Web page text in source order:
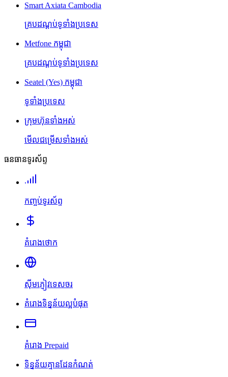
Smart Axiata Cambodia
គ្របដណ្តប់ទូទាំងប្រទេស
Metfone កម្ពុជា
គ្របដណ្តប់ទូទាំងប្រទេស
Seatel (Yes) កម្ពុជា
ទូទាំងប្រទេស
ក្រុមហ៊ុនទាំងអស់
មើលជម្រើសទាំងអស់
ធនធានទូរស័ព្ទ
កញ្ចប់ទូរស័ព្ទ
គំរោងថោក
ស៊ីមភ្ញៀវទេសចរ
គំរោងទិន្នន័យល្អបំផុត
គំរោង Prepaid
ទិន្នន័យគ្មានដែនកំណត់